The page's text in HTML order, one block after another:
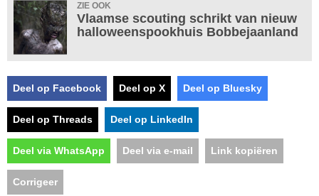
ZIE OOK
Vlaamse scouting schrikt van nieuw
halloweenspookhuis Bobbejaanland
Deel op Facebook Deel op X Deel op Bluesky
Deel op Threads Deel op LinkedIn
Deel via WhatsApp Deel via e-mail Link kopiëren
Corrigeer